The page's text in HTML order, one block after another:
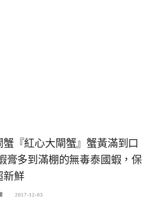
『紅心大閘蟹』蟹黃滿到口
膏多到滿棚的無毒泰國蝦，保
新鮮
2017-12-03